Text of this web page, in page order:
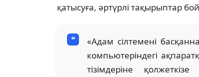
қатысуға, әртүрлі тақырыптар
«Адам сілтемені
компьютеріндегі
тізімдеріне